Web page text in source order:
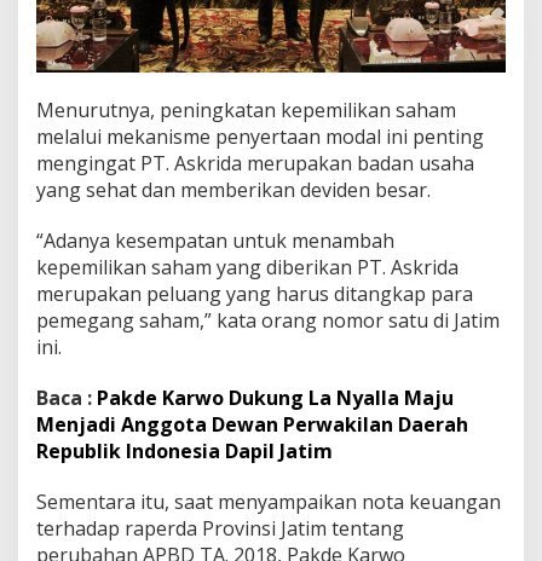
Menurutnya, peningkatan kepemilikan saham
melalui mekanisme penyertaan modal ini penting
mengingat PT. Askrida merupakan badan usaha
yang sehat dan memberikan deviden besar.
“Adanya kesempatan untuk menambah
kepemilikan saham yang diberikan PT. Askrida
merupakan peluang yang harus ditangkap para
pemegang saham,” kata orang nomor satu di Jatim
ini.
Baca : Pakde Karwo Dukung La Nyalla Maju
Menjadi Anggota Dewan Perwakilan Daerah
Republik Indonesia Dapil Jatim
Sementara itu, saat menyampaikan nota keuangan
terhadap raperda Provinsi Jatim tentang
perubahan APBD TA. 2018, Pakde Karwo